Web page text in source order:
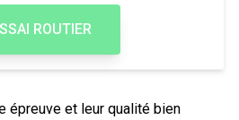
ROUTIER
épreuve et leur qualité bien